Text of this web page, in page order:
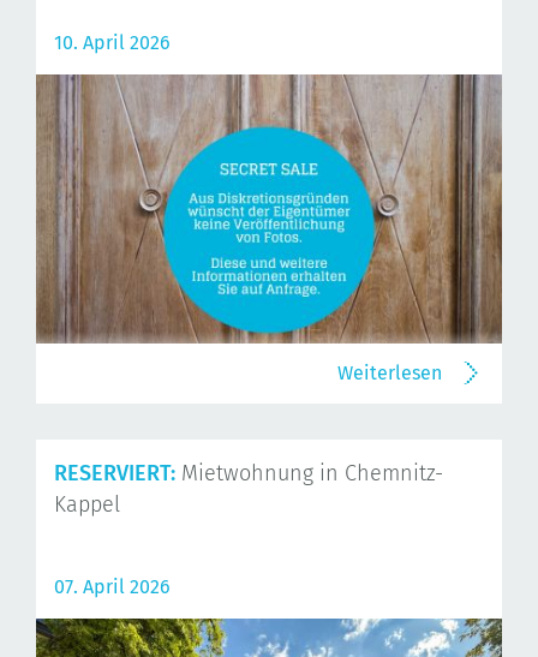
10. April 2026
Weiterlesen
RESERVIERT: Mietwohnung in Chemnitz-
Kappel
07. April 2026